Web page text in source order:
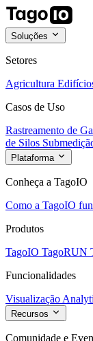
Soluções
Setores
Agricultura
Casos de Uso
Rastreamento de
de Silos
Plataforma
Conheça a TagoIO
Como a TagoIO
Produtos
TagoIO TagoRUN
Funcionalidades
Visualização
Recursos
Comunidade e